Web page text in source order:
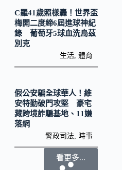
C羅41歲照樣轟！世界盃
梅開二度締6屆進球神紀
錄 葡萄牙5球血洗烏茲
別克
生活 ,體育
假公安騙全球華人！維
安特勤破門攻堅 豪宅
藏跨境詐騙基地、11嫌
落網
警政司法 時事
看更多...